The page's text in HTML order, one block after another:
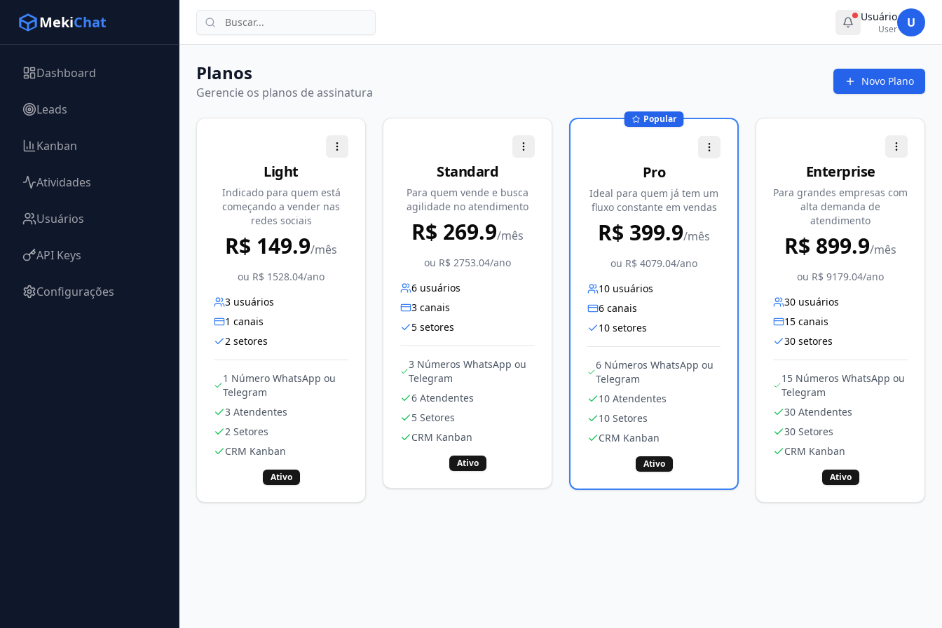
MekiChat
Dashboard
Leads
Kanban
Atividades
Usuários
API Keys
Configurações
Usuário
User U
Planos
Gerencie os planos de assinatura
Novo Plano
Light
Indicado para quem está
começando a vender nas
redes sociais
R$ 149.9/mês
ou R$ 1528.04/ano
3 usuários
1 canais
2 setores
1 Número WhatsApp ou
Telegram
3 Atendentes
2 Setores
CRM Kanban
Ativo
Standard
Para quem vende e busca
agilidade no atendimento
R$ 269.9/mês
ou R$ 2753.04/ano
6 usuários
3 canais
5 setores
3 Números WhatsApp ou
Telegram
6 Atendentes
5 Setores
CRM Kanban
Ativo
Popular
Pro
Ideal para quem já tem um
fluxo constante em vendas
R$ 399.9/mês
ou R$ 4079.04/ano
10 usuários
6 canais
10 setores
6 Números WhatsApp ou
Telegram
10 Atendentes
10 Setores
CRM Kanban
Ativo
Enterprise
Para grandes empresas com
alta demanda de
atendimento
R$ 899.9/mês
ou R$ 9179.04/ano
30 usuários
15 canais
30 setores
15 Números WhatsApp ou
Telegram
30 Atendentes
30 Setores
CRM Kanban
Ativo